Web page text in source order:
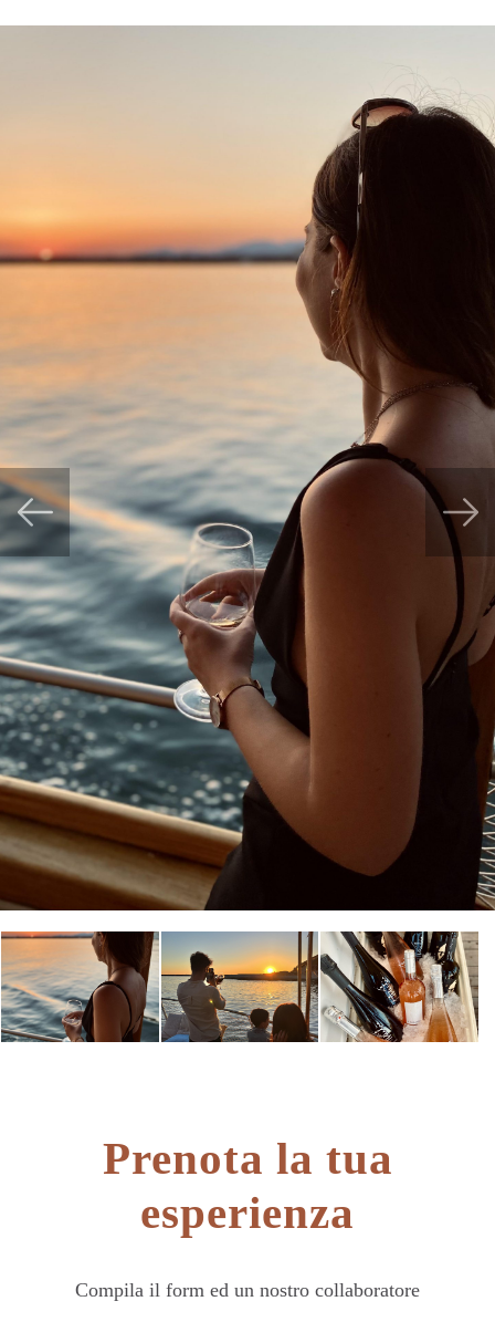
Previous Next
Prenota la tua
esperienza
Compila il form ed un nostro collaboratore